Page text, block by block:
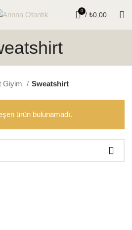
0 / ₺0,00
Giyim Sweatshirt
ürün bulunamadı.